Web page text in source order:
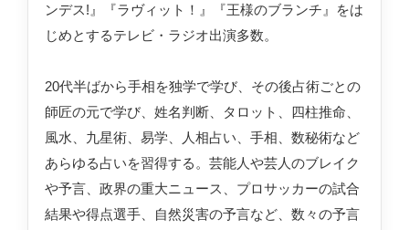
ンデス!』『ラヴィット！』『王様のブランチ』をは
じめとするテレビ・ラジオ出演多数。
20代半ばから手相を独学で学び、その後占術ごとの
師匠の元で学び、姓名判断、タロット、四柱推命、
風水、九星術、易学、人相占い、手相、数秘術など
あらゆる占いを習得する。芸能人や芸人のブレイク
や予言、政界の重大ニュース、プロサッカーの試合
結果や得点選手、自然災害の予言など、数々の予言